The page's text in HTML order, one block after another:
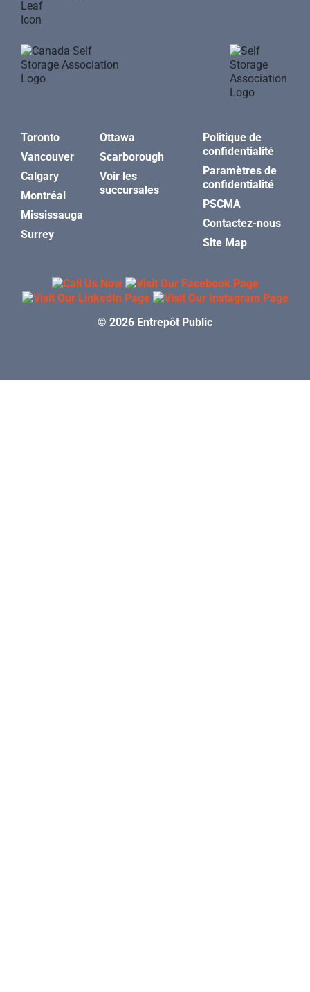
Toronto
Vancouver
Calgary
Montréal
Mississauga
Surrey
Ottawa
Scarborough
Voir les
succursales
Politique de
confidentialité
Paramètres de
confidentialité
PSCMA
Contactez-nous
Site Map
© 2026 Entrepôt Public